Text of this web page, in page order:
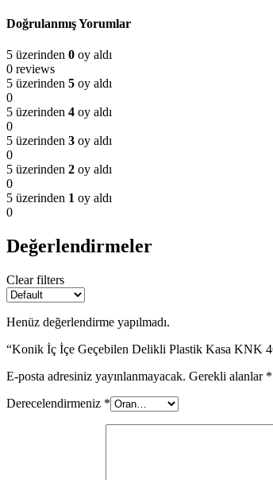
Doğrulanmış Yorumlar
5 üzerinden 0 oy aldı
0 reviews
5 üzerinden 5 oy aldı
0
5 üzerinden 4 oy aldı
0
5 üzerinden 3 oy aldı
0
5 üzerinden 2 oy aldı
0
5 üzerinden 1 oy aldı
0
Değerlendirmeler
Clear filters
Henüz değerlendirme yapılmadı.
“Konik İç İçe Geçebilen Delikli Plastik Kasa KNK
E-posta adresiniz yayınlanmayacak. Gerekli alanlar *
Derecelendirmeniz *